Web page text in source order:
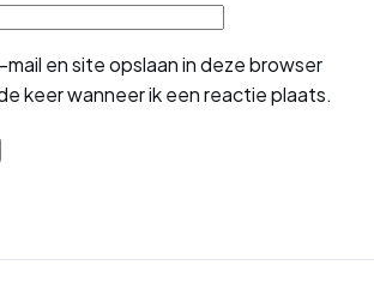
mail en site opslaan in deze browser
keer wanneer ik een reactie plaats.